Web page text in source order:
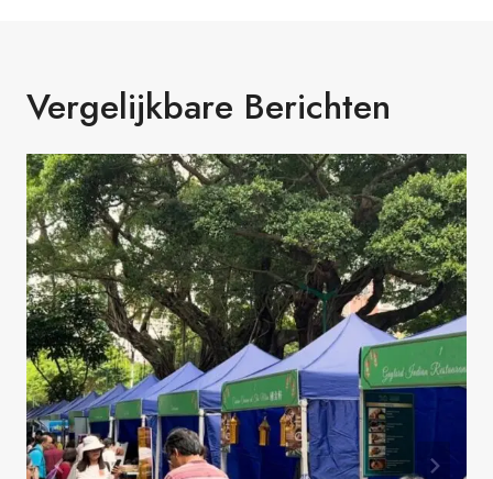
Vergelijkbare Berichten